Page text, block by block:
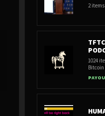
2 items
1024
Bitcoin